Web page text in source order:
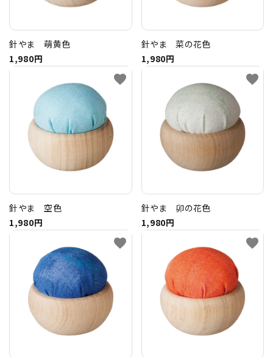
針やま 萌黄色
1,980円
針やま 菜の花色
1,980円
針やま 空色
1,980円
favorite
針やま 卯の花色
1,980円
favorite
favorite favorite